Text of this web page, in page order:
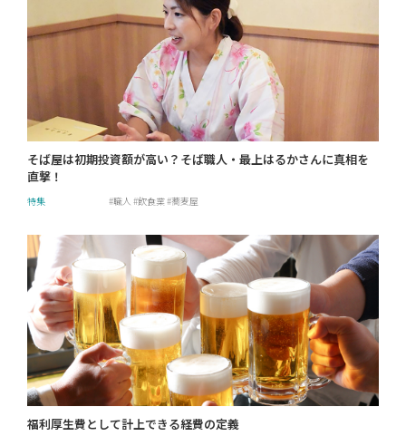
そば屋は初期投資額が高い？そば職人・最上はるかさんに真相を
直撃！
特集 職人 飲食業 蕎麦屋
福利厚生費として計上できる経費の定義